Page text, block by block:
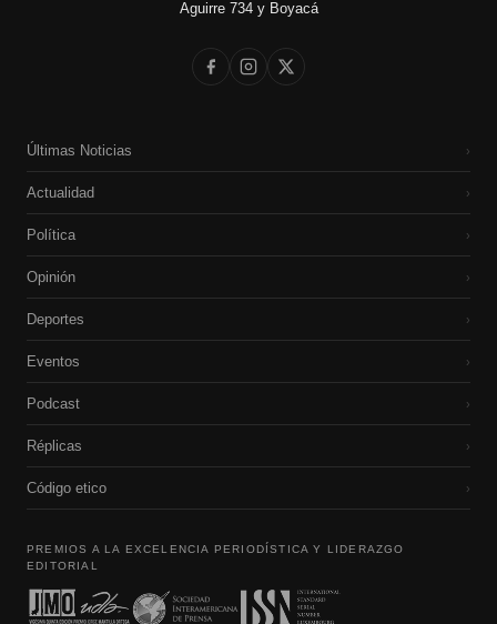
Aguirre 734 y Boyacá
Últimas Noticias ›
Actualidad ›
Política ›
Opinión ›
Deportes ›
Eventos ›
Podcast ›
Réplicas ›
Código etico ›
PREMIOS A LA EXCELENCIA PERIODÍSTICA Y LIDERAZGO
EDITORIAL